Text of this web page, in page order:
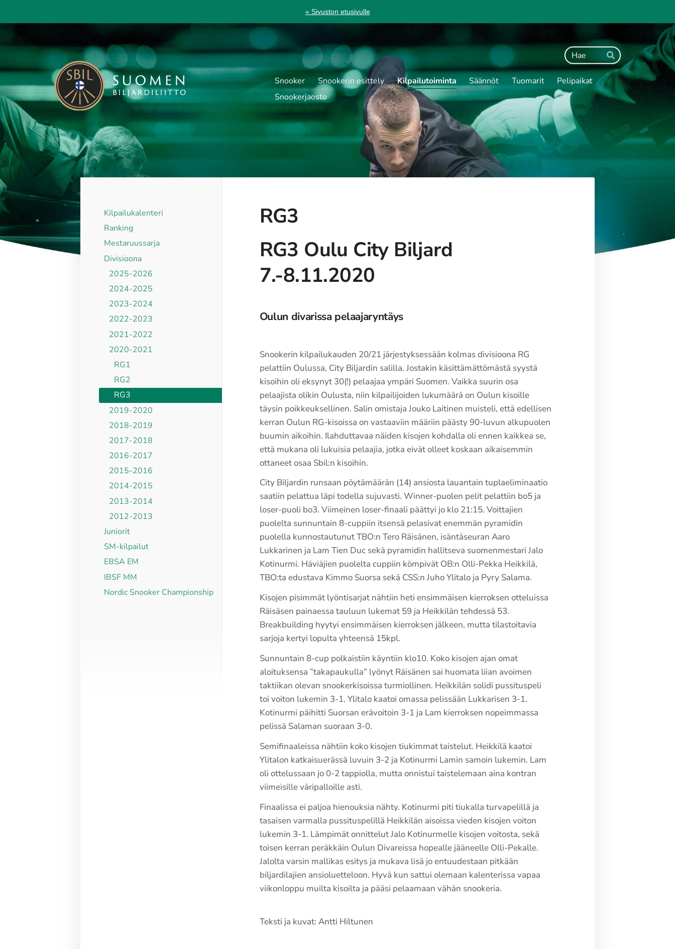
sivun
« Sivuston etusivulle
Haku
Hae
Suomen Biljardiliitto ry
Snooker Snookerin esittely Kilpailutoiminta Säännöt Tuomarit
Pelipaikat
Snookerjaosto
Kilpailukalenteri
Ranking
Mestaruussarja
Divisioona
2025-2026
2024-2025
2023-2024
2022-2023
2021-2022
2020-2021
RG1
RG2
RG3
2019-2020
2018-2019
2017-2018
2016-2017
2015-2016
2014-2015
2013-2014
2012-2013
Juniorit
SM-kilpailut
EBSA EM
IBSF MM
Nordic Snooker Championship
RG3
RG3 Oulu City Biljard
7.-8.11.2020
Oulun divarissa pelaajaryntäys
Snookerin kilpailukauden 20/21 järjestyksessään kolmas divisioona RG
pelattiin Oulussa, City Biljardin salilla. Jostakin käsittämättömästä syystä
kisoihin oli eksynyt 30(!) pelaajaa ympäri Suomen. Vaikka suurin osa
pelaajista olikin Oulusta, niin kilpailijoiden lukumäärä on Oulun kisoille
täysin poikkeuksellinen. Salin omistaja Jouko Laitinen muisteli, että edellisen
kerran Oulun RG-kisoissa on vastaaviin määriin päästy 90-luvun alkupuolen
buumin aikoihin. Ilahduttavaa näiden kisojen kohdalla oli ennen kaikkea se,
että mukana oli lukuisia pelaajia, jotka eivät olleet koskaan aikaisemmin
ottaneet osaa Sbil:n kisoihin.
City Biljardin runsaan pöytämäärän (14) ansiosta lauantain tuplaeliminaatio
saatiin pelattua läpi todella sujuvasti. Winner-puolen pelit pelattiin bo5 ja
loser-puoli bo3. Viimeinen loser-finaali päättyi jo klo 21:15. Voittajien
puolelta sunnuntain 8-cuppiin itsensä pelasivat enemmän pyramidin
puolella kunnostautunut TBO:n Tero Räisänen, isäntäseuran Aaro
Lukkarinen ja Lam Tien Duc sekä pyramidin hallitseva suomenmestari Jalo
Kotinurmi. Häviäjien puolelta cuppiin kömpivät OB:n Olli-Pekka Heikkilä,
TBO:ta edustava Kimmo Suorsa sekä CSS:n Juho Ylitalo ja Pyry Salama.
Kisojen pisimmät lyöntisarjat nähtiin heti ensimmäisen kierroksen otteluissa
Räisäsen painaessa tauluun lukemat 59 ja Heikkilän tehdessä 53.
Breakbuilding hyytyi ensimmäisen kierroksen jälkeen, mutta tilastoitavia
sarjoja kertyi lopulta yhteensä 15kpl.
Sunnuntain 8-cup polkaistiin käyntiin klo10. Koko kisojen ajan omat
aloituksensa ”takapaukulla” lyönyt Räisänen sai huomata liian avoimen
taktiikan olevan snookerkisoissa turmiollinen. Heikkilän solidi pussituspeli
toi voiton lukemin 3-1. Ylitalo kaatoi omassa pelissään Lukkarisen 3-1.
Kotinurmi päihitti Suorsan erävoitoin 3-1 ja Lam kierroksen nopeimmassa
pelissä Salaman suoraan 3-0.
Semifinaaleissa nähtiin koko kisojen tiukimmat taistelut. Heikkilä kaatoi
Ylitalon katkaisuerässä luvuin 3-2 ja Kotinurmi Lamin samoin lukemin. Lam
oli ottelussaan jo 0-2 tappiolla, mutta onnistui taistelemaan aina kontran
viimeisille väripalloille asti.
Finaalissa ei paljoa hienouksia nähty. Kotinurmi piti tiukalla turvapelillä ja
tasaisen varmalla pussituspelillä Heikkilän aisoissa vieden kisojen voiton
lukemin 3-1. Lämpimät onnittelut Jalo Kotinurmelle kisojen voitosta, sekä
toisen kerran peräkkäin Oulun Divareissa hopealle jääneelle Olli-Pekalle.
Jalolta varsin mallikas esitys ja mukava lisä jo entuudestaan pitkään
biljardilajien ansioluetteloon. Hyvä kun sattui olemaan kalenterissa vapaa
viikonloppu muilta kisoilta ja pääsi pelaamaan vähän snookeria.
Teksti ja kuvat: Antti Hiltunen